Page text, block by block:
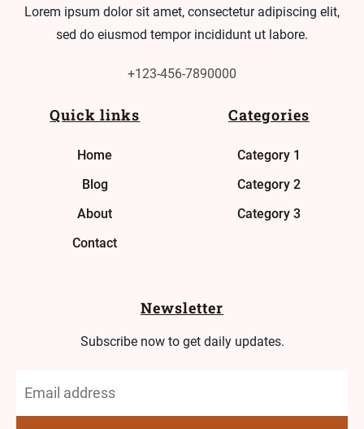
Lorem ipsum dolor sit amet, consectetur adipiscing elit,
sed do eiusmod tempor incididunt ut labore.
+123-456-7890000
Quick links
Home
Blog
About
Contact
Categories
Category 1
Category 2
Category 3
Newsletter
Subscribe now to get daily updates.